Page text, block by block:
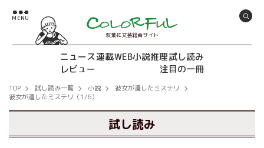
双葉社文芸総合サイト
ニュース連載WEB小説推理試し読み
レビュー
注目の一冊
TOP 試し読み一覧 小説
彼女が遺したミステリ
彼女が遺したミステリ（1/6）
試し読み